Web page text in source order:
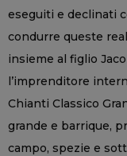
eseguiti e declinati
condurre queste
insieme al figlio
l’imprenditore
Chianti Classico
grande e barrique,
campo, spezie e